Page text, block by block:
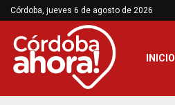
Córdoba, jueves 6 de agosto de 2026
INICIO